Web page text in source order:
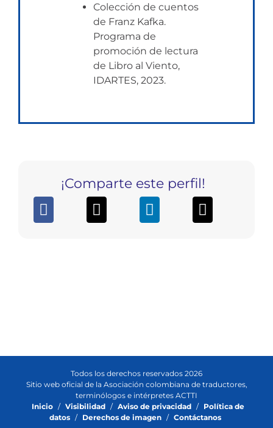
Colección de cuentos
de Franz Kafka.
Programa de
promoción de lectura
de Libro al Viento,
IDARTES, 2023.
¡Comparte este perfil!
Todos los derechos reservados 2026
Sitio web oficial de la Asociación colombiana de traductores,
terminólogos e intérpretes ACTTI
Inicio / Visibilidad / Aviso de privacidad / Política de
datos / Derechos de imagen / Contáctanos